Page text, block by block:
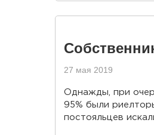
27 мая 2019
Однажды, при
95% были
постояльцев